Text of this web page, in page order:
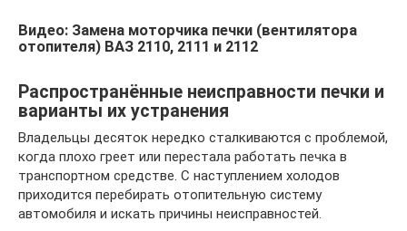
Видео: Замена моторчика печки (вентилятора
отопителя) ВАЗ 2110, 2111 и 2112
Распространённые неисправности печки и
варианты их устранения
Владельцы десяток нередко сталкиваются с проблемой,
когда плохо греет или перестала работать печка в
транспортном средстве. С наступлением холодов
приходится перебирать отопительную систему
автомобиля и искать причины неисправностей.